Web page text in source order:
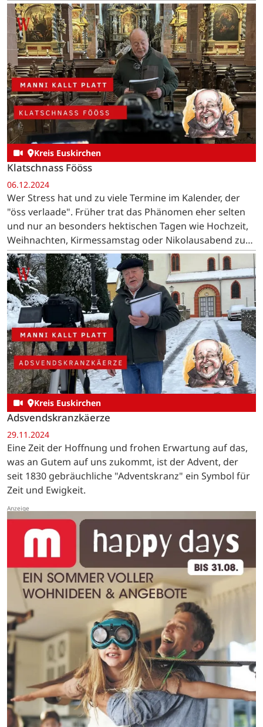
Kreis Euskirchen
Klatschnass Fööss
06.12.2024
Wer Stress hat und zu viele Termine im Kalender, der
"öss verlaade". Früher trat das Phänomen eher selten
und nur an besonders hektischen Tagen wie Hochzeit,
Weihnachten, Kirmessamstag oder Nikolausabend zu
Tage.
Kreis Euskirchen
Adsvendskranzkäerze
29.11.2024
Eine Zeit der Hoffnung und frohen Erwartung auf das,
was an Gutem auf uns zukommt, ist der Advent, der
seit 1830 gebräuchliche "Adventskranz" ein Symbol für
Zeit und Ewigkeit.